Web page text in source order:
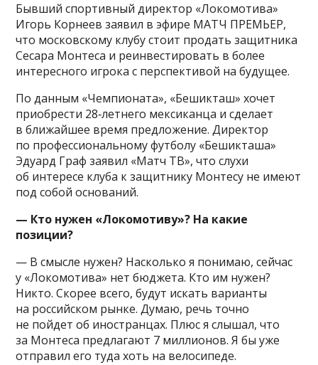
Бывший спортивный директор «Локомотива»
Игорь Корнеев заявил в эфире МАТЧ ПРЕМЬЕР,
что московскому клубу стоит продать защитника
Сесара Монтеса и реинвестировать в более
интересного игрока с перспективой на будущее.
По данным «Чемпионата», «Бешикташ» хочет
приобрести 28‑летнего мексиканца и сделает
в ближайшее время предложение. Директор
по профессиональному футболу «Бешикташа»
Эдуард Граф заявил «Матч ТВ», что слухи
об интересе клуба к защитнику Монтесу не имеют
под собой оснований.
— Кто нужен «Локомотиву»? На какие
позиции?
— В смысле нужен? Насколько я понимаю, сейчас
у «Локомотива» нет бюджета. Кто им нужен?
Никто. Скорее всего, будут искать варианты
на российском рынке. Думаю, речь точно
не пойдет об иностранцах. Плюс я слышал, что
за Монтеса предлагают 7 миллионов. Я бы уже
отправил его туда хоть на велосипеде.